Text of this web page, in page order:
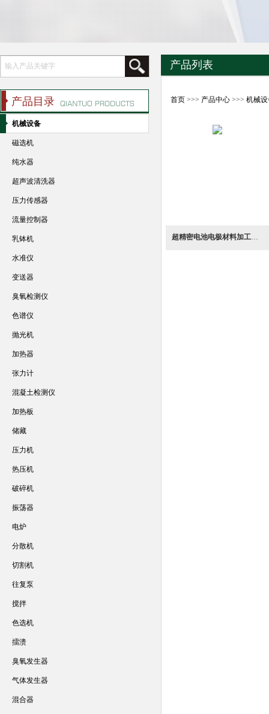
产品列表
首页 >>> 产品中心 >>>机械
超精密电池电极材料加工用冲压手动打孔机
产品目录
机械设备
磁选机
纯水器
超声波清洗器
压力传感器
流量控制器
乳钵机
水准仪
变送器
臭氧检测仪
色谱仪
抛光机
加热器
张力计
混凝土检测仪
加热板
储藏
压力机
热压机
破碎机
振荡器
电炉
分散机
切割机
往复泵
搅拌
色选机
擂溃
臭氧发生器
气体发生器
混合器